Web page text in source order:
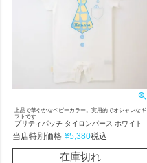
上品で華やかなベビーカラー。実用的でオシャレなギ
フトです
プリティパッチ タイロンパース ホワイト
当店特別価格 ¥5,380税込
在庫切れ